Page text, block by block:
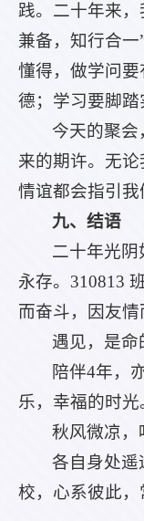
践。二十年来
兼备，知行合
懂得，做学问
德；学习要脚踏
今天的聚会
来的期许。无
情谊都会指引我
九、结语
二十年光
永存。310813
而奋斗，因友情
遇见，是命
陪伴4年，
乐，幸福的时光
秋风微凉，
各自身处遥
校，心系彼此，